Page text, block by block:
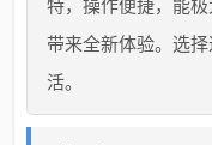
特，操作便捷，能
带来全新体验。选
活。